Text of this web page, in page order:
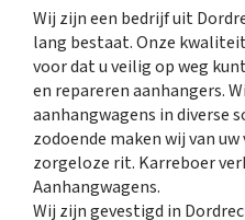
Wij zijn een bedrijf uit
lang bestaat. Onze
voor dat u veilig op weg
en repareren aanhangers.
aanhangwagens in diverse
zodoende maken wij van
zorgeloze rit. Karreboer
Aanhangwagens.
Wij zijn gevestigd in